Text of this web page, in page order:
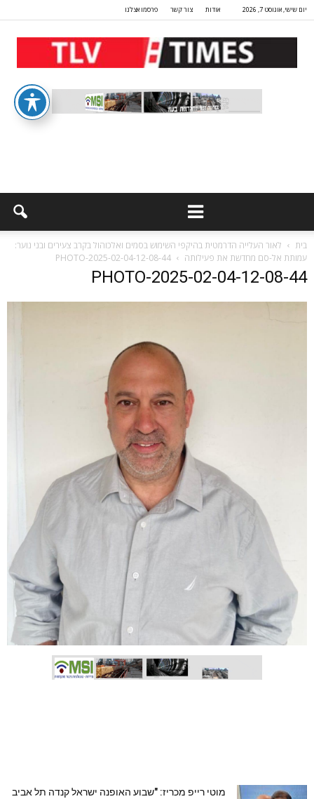
יום שישי, אוגוסט 7, 2026 אודות צור קשר פרסמו אצלנו
בית
לאור העלייה הדרמטית בהיקפי השימוש בסמים ואלכוהול בקרב צעירים ובני נוער:
עמותת אל-סם מחדשת את פעילותה
PHOTO-2025-02-04-12-08-44
PHOTO-2025-02-04-12-08-44
מוטי רייפ מכריז: "שבוע האופנה ישראל קנדה תל אביב